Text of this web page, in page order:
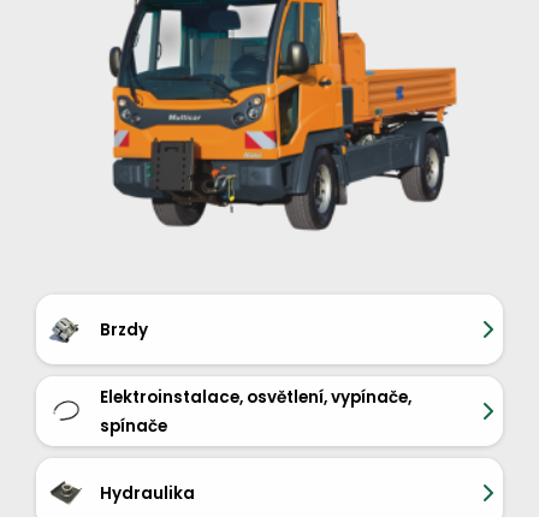
Brzdy
Elektroinstalace, osvětlení, vypínače,
spínače
Hydraulika